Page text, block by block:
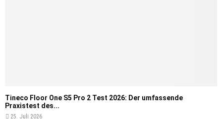
Tineco Floor One S5 Pro 2 Test 2026: Der umfassende
Praxistest des...
25. Juli 2026